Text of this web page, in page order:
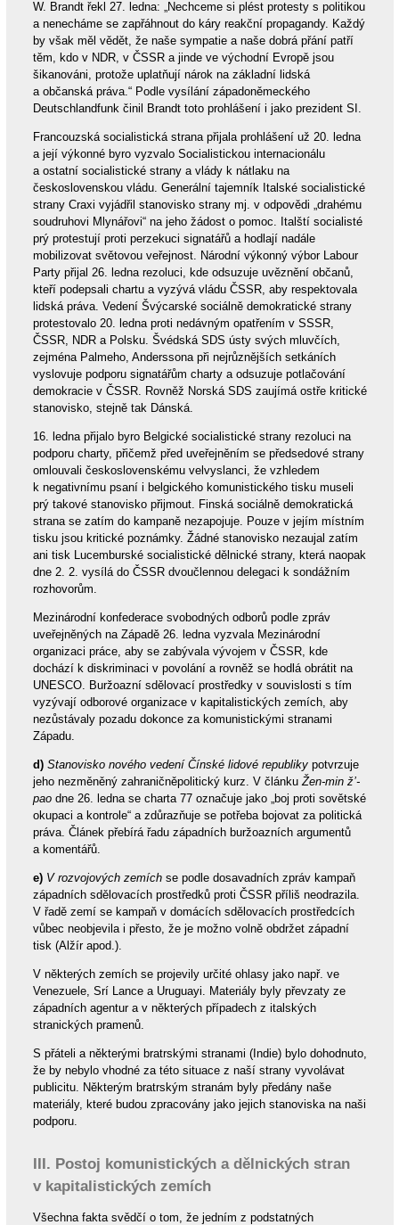
W. Brandt řekl 27. ledna: „Nechceme si plést protesty s politikou
a nenecháme se zapřáhnout do káry reakční propagandy. Každý
by však měl vědět, že naše sympatie a naše dobrá přání patří
těm, kdo v NDR, v ČSSR a jinde ve východní Evropě jsou
šikanováni, protože uplatňují nárok na základní lidská
a občanská práva.“ Podle vysílání západoněmeckého
Deutschlandfunk činil Brandt toto prohlášení i jako prezident SI.
Francouzská socialistická strana přijala prohlášení už 20. ledna
a její výkonné byro vyzvalo Socialistickou internacionálu
a ostatní socialistické strany a vlády k nátlaku na
československou vládu. Generální tajemník Italské socialistické
strany Craxi vyjádřil stanovisko strany mj. v odpovědi „drahému
soudruhovi Mlynářovi“ na jeho žádost o pomoc. Italští socialisté
prý protestují proti perzekuci signatářů a hodlají nadále
mobilizovat světovou veřejnost. Národní výkonný výbor Labour
Party přijal 26. ledna rezoluci, kde odsuzuje uvěznění občanů,
kteří podepsali chartu a vyzývá vládu ČSSR, aby respektovala
lidská práva. Vedení Švýcarské sociálně demokratické strany
protestovalo 20. ledna proti nedávným opatřením v SSSR,
ČSSR, NDR a Polsku. Švédská SDS ústy svých mluvčích,
zejména Palmeho, Anderssona při nejrůznějších setkáních
vyslovuje podporu signatářům charty a odsuzuje potlačování
demokracie v ČSSR. Rovněž Norská SDS zaujímá ostře kritické
stanovisko, stejně tak Dánská.
16. ledna přijalo byro Belgické socialistické strany rezoluci na
podporu charty, přičemž před uveřejněním se předsedové strany
omlouvali československému velvyslanci, že vzhledem
k negativnímu psaní i belgického komunistického tisku museli
prý takové stanovisko přijmout. Finská sociálně demokratická
strana se zatím do kampaně nezapojuje. Pouze v jejím místním
tisku jsou kritické poznámky. Žádné stanovisko nezaujal zatím
ani tisk Lucemburské socialistické dělnické strany, která naopak
dne 2. 2. vysílá do ČSSR dvoučlennou delegaci k sondážním
rozhovorům.
Mezinárodní konfederace svobodných odborů podle zpráv
uveřejněných na Západě 26. ledna vyzvala Mezinárodní
organizaci práce, aby se zabývala vývojem v ČSSR, kde
dochází k diskriminaci v povolání a rovněž se hodlá obrátit na
UNESCO. Buržoazní sdělovací prostředky v souvislosti s tím
vyzývají odborové organizace v kapitalistických zemích, aby
nezůstávaly pozadu dokonce za komunistickými stranami
Západu.
d) Stanovisko nového vedení Čínské lidové republikypotvrzuje
jeho nezměněný zahraničněpolitický kurz. V článkuŽen-min ž’-
paodne 26. ledna se charta 77 označuje jako „boj proti sovětské
okupaci a kontrole“ a zdůrazňuje se potřeba bojovat za politická
práva. Článek přebírá řadu západních buržoazních argumentů
a komentářů.
e) V rozvojových zemíchse podle dosavadních zpráv kampaň
západních sdělovacích prostředků proti ČSSR příliš neodrazila.
V řadě zemí se kampaň v domácích sdělovacích prostředcích
vůbec neobjevila i přesto, že je možno volně obdržet západní
tisk (Alžír apod.).
V některých zemích se projevily určité ohlasy jako např. ve
Venezuele, Srí Lance a Uruguayi. Materiály byly převzaty ze
západních agentur a v některých případech z italských
stranických pramenů.
S přáteli a některými bratrskými stranami (Indie) bylo dohodnuto,
že by nebylo vhodné za této situace z naší strany vyvolávat
publicitu. Některým bratrským stranám byly předány naše
materiály, které budou zpracovány jako jejich stanoviska na naši
podporu.
III. Postoj komunistických a dělnických stran
v kapitalistických zemích
Všechna fakta svědčí o tom, že jedním z podstatných